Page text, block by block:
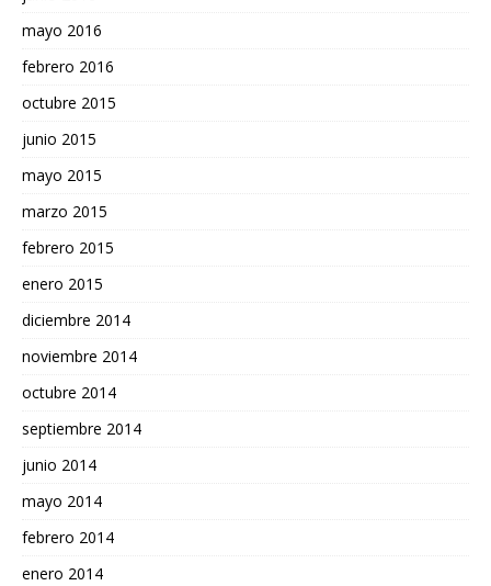
mayo 2016
febrero 2016
octubre 2015
junio 2015
mayo 2015
marzo 2015
febrero 2015
enero 2015
diciembre 2014
noviembre 2014
octubre 2014
septiembre 2014
junio 2014
mayo 2014
febrero 2014
enero 2014